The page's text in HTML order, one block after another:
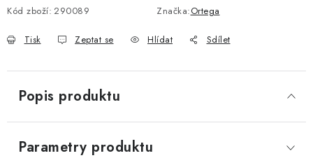
Kód zboží: 290089 Značka:Ortega
Tisk Zeptat se Hlídat Sdílet
Popis produktu
Parametry produktu